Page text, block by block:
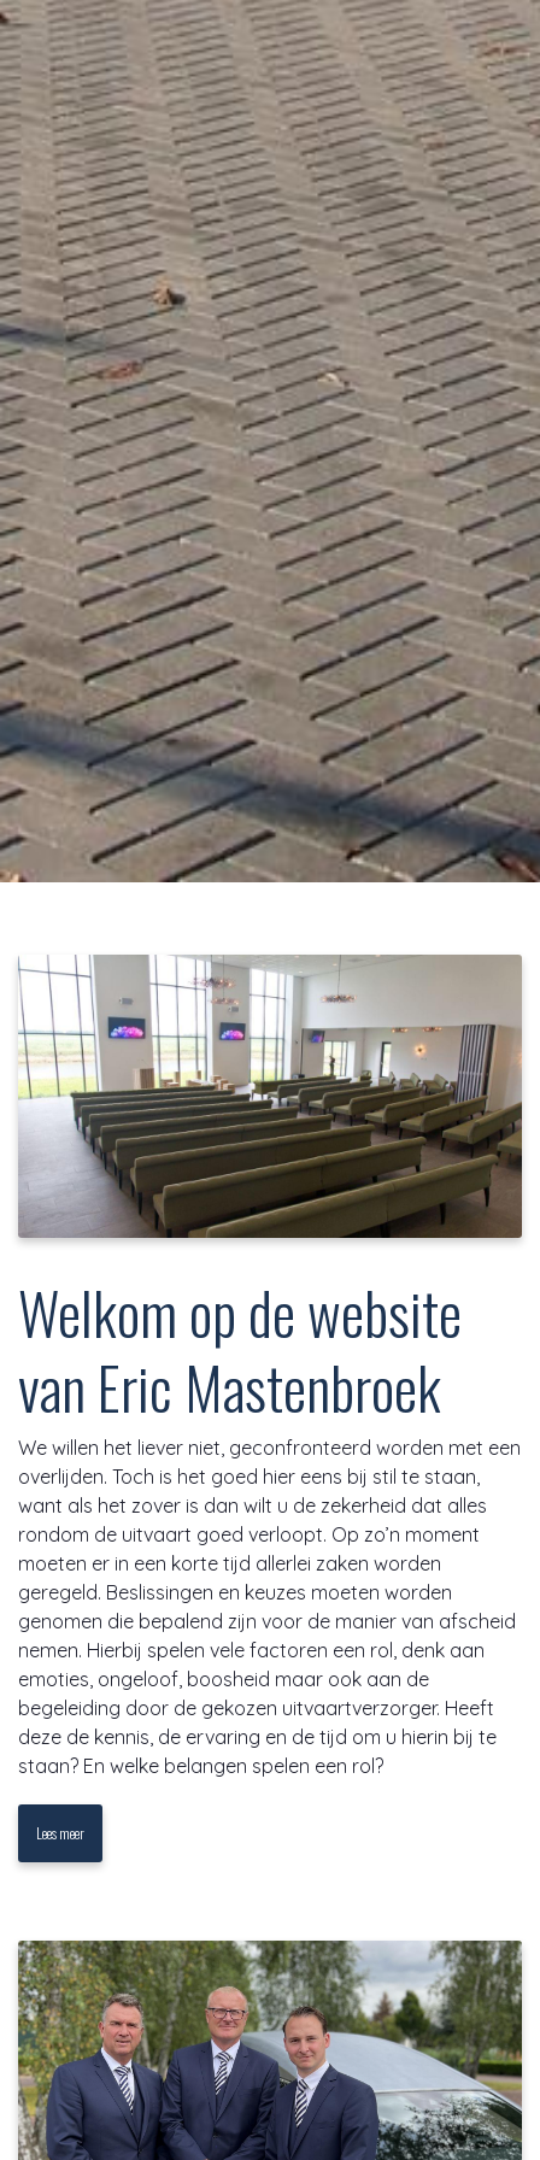
Welkom op de website
van Eric Mastenbroek
We willen het liever niet, geconfronteerd worden met een
overlijden. Toch is het goed hier eens bij stil te staan,
want als het zover is dan wilt u de zekerheid dat alles
rondom de uitvaart goed verloopt. Op zo’n moment
moeten er in een korte tijd allerlei zaken worden
geregeld. Beslissingen en keuzes moeten worden
genomen die bepalend zijn voor de manier van afscheid
nemen. Hierbij spelen vele factoren een rol, denk aan
emoties, ongeloof, boosheid maar ook aan de
begeleiding door de gekozen uitvaartverzorger. Heeft
deze de kennis, de ervaring en de tijd om u hierin bij te
staan? En welke belangen spelen een rol?
Lees meer